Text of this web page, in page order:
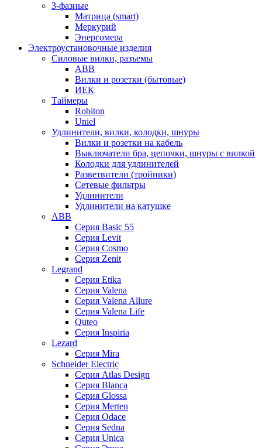
3-фазные
Матрица (smart)
Меркурий
Энергомера
Электроустановочные изделия
Силовые вилки, разъемы
ABB
Вилки и розетки (бытовые)
ИЕК
Таймеры
Robiton
Uniel
Удлинители, вилки, колодки, шнуры
Вилки и розетки на кабель
Выключатели бра, цепочки, шнуры с вилкой
Колодки для удлинителей
Разветвители (тройники)
Сетевые фильтры
Удлинители
Удлинители на катушке
ABB
Серия Basic 55
Серия Levit
Серия Cosmo
Серия Zenit
Legrand
Серия Etika
Серия Valena
Серия Valena Allure
Серия Valena Life
Quteo
Серия Inspiria
Lezard
Серия Mira
Schneider Electric
Серия Atlas Design
Серия Blanca
Серия Glossa
Серия Merten
Серия Odace
Серия Sedna
Серия Unica